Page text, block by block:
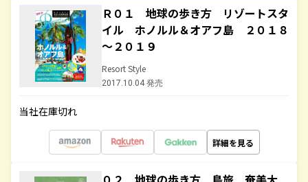
Ｒ０１ 地球の歩き方 リゾートスタ
イル ホノルル＆オアフ島 ２０１８
～２０１９
Resort Style
2017.10.04 発売
当社在庫切れ
詳細を見る